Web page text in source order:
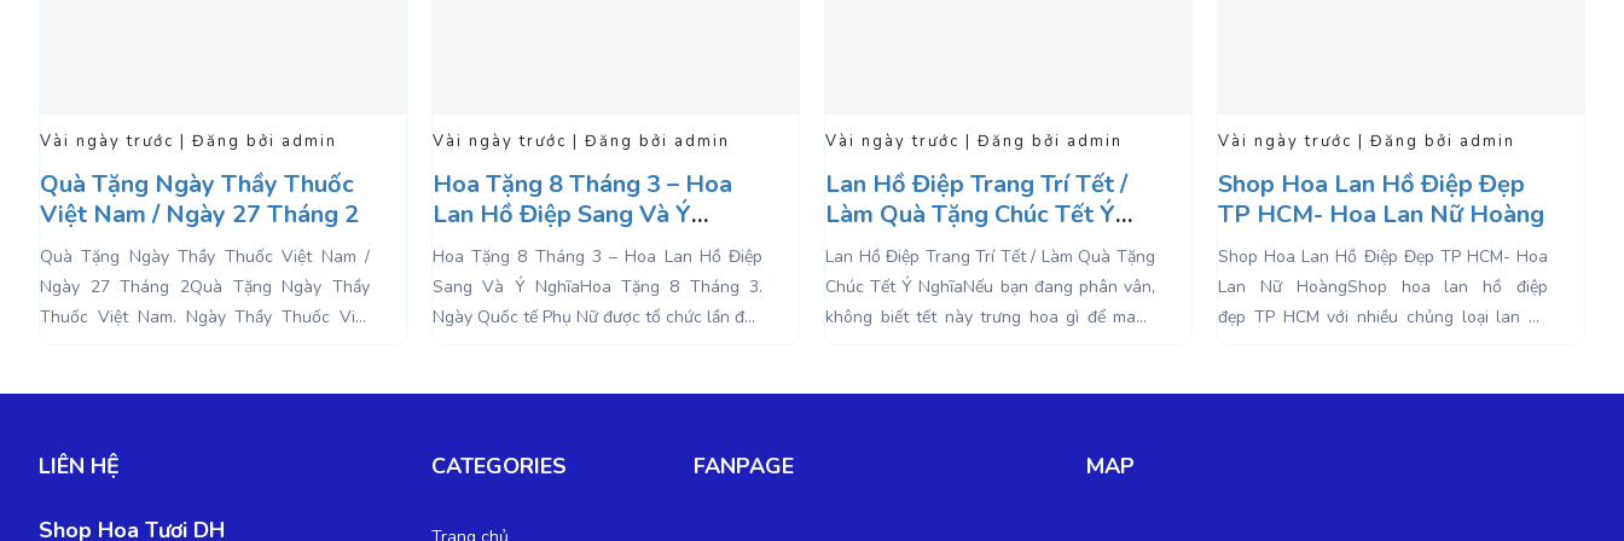
Vài ngày trước | Đăng bởi admin
Hoa Tặng 8 Tháng 3 – Hoa
Lan Hồ Điệp Sang Và Ý
Nghĩa
Hoa Tặng 8 Tháng 3 – Hoa Lan Hồ Điệp
Sang Và Ý NghĩaHoa Tặng 8 Tháng 3.
Ngày Quốc tế Phụ Nữ được tổ chức lần đầu
Vài ngày trước | Đăng bởi admin
Lan Hồ Điệp Trang Trí Tết /
Làm Quà Tặng Chúc Tết Ý
Nghĩa
Lan Hồ Điệp Trang Trí Tết / Làm Quà Tặng
Chúc Tết Ý NghĩaNếu bạn đang phân vân,
không biết tết này trưng hoa gì để mang
Vài ngày trước | Đăng bởi admin
Shop Hoa Lan Hồ Điệp Đẹp
TP HCM- Hoa Lan Nữ Hoàng
Shop Hoa Lan Hồ Điệp Đẹp TP HCM- Hoa
Lan Nữ Hoàng Shop hoa lan hồ điệp
đẹp TP HCM với nhiều chủng loại lan hồ
Vài ngày trước | Đăng bởi admin
Thơ Hay Lan Hồ Điệp Hiện
Nay
Thơ Hay Lan Hồ Điệp Hiện NayThơ hay lan
hồ điệp, lan hồ điệp mang trên mình một vẻ
đẹp kiêu sa, thước tha và yêu kiều. Là một
LIÊN HỆ
Shop Hoa Tươi DH
CATEGORIES FANPAGE MAP